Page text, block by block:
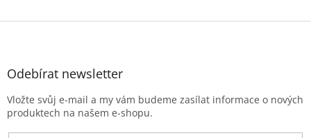
Z
Odebírat newsletter
Vložte svůj e-mail a my vám budeme zasílat informace o nových
produktech na našem e-shopu.